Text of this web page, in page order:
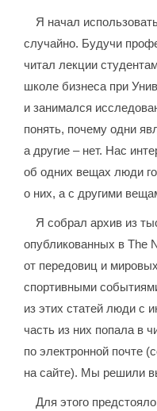
Я начал
случайно. Будучи
читал лекции
школе бизнеса при
и занимался
понять, почему одни
а другие – нет. Нас
об одних вещах люди
о них, а с другими
Я собрал архив из
опубликованных в The
от передовиц и
спортивными
из этих статей люди с
часть из них попала в
по электронной почте
на сайте). Мы решили
Для этого